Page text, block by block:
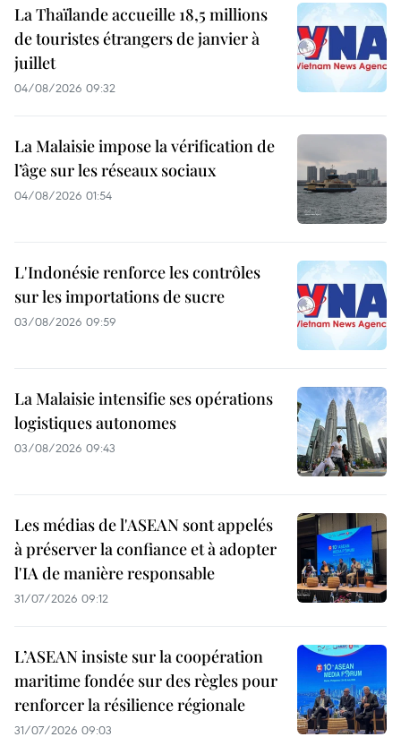
La Thaïlande accueille 18,5 millions
de touristes étrangers de janvier à
juillet
04/08/2026 09:32
La Malaisie impose la vérification de
l’âge sur les réseaux sociaux
04/08/2026 01:54
L'Indonésie renforce les contrôles
sur les importations de sucre
03/08/2026 09:59
La Malaisie intensifie ses opérations
logistiques autonomes
03/08/2026 09:43
Les médias de l'ASEAN sont appelés
à préserver la confiance et à adopter
l'IA de manière responsable
31/07/2026 09:12
L’ASEAN insiste sur la coopération
maritime fondée sur des règles pour
renforcer la résilience régionale
31/07/2026 09:03